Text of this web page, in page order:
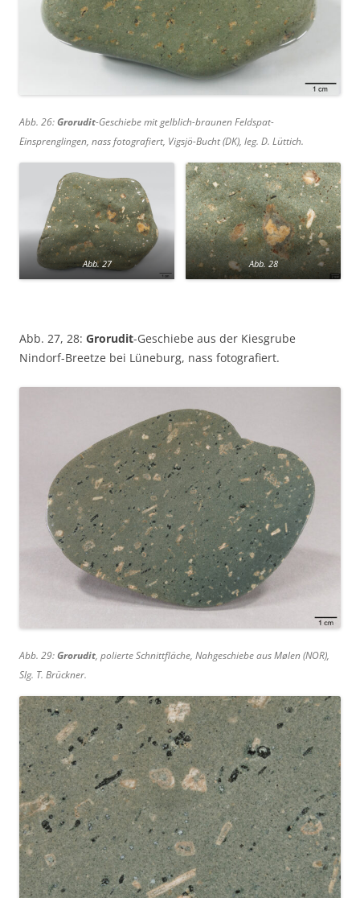
Abb. 26:Grorudit-Geschiebe mit gelblich-braunen Feldspat-
Einsprenglingen, nass fotografiert, Vigsjö-Bucht (DK), leg. D. Lüttich.
Abb. 27 Abb. 28
Abb. 27, 28: Grorudit-Geschiebe aus der Kiesgrube
Nindorf-Breetze bei Lüneburg, nass fotografiert.
Abb. 29:Grorudit, polierte Schnittfläche, Nahgeschiebe aus Mølen (NOR),
Slg. T. Brückner.